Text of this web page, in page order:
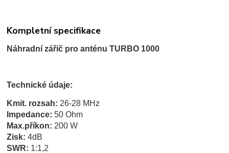
Kompletní specifikace
Náhradní zářič pro anténu TURBO 1000
Technické údaje:
Kmit. rozsah: 26-28 MHz
Impedance: 50 Ohm
Max.příkon: 200 W
Zisk: 4dB
SWR: 1:1,2